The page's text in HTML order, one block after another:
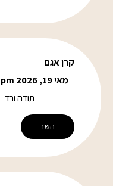
קרן אגם
מאי 19, 2026 at 2:11 pm
תודה ורד
השב